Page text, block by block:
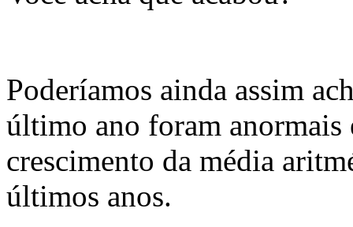
Poderíamos ainda assim
último ano foram anormais
crescimento da média
últimos anos.